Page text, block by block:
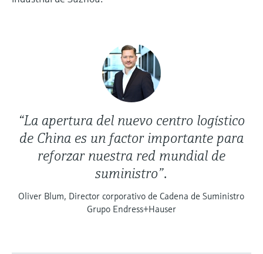
“La apertura del nuevo centro logístico
de China es un factor importante para
reforzar nuestra red mundial de
suministro”.
Oliver Blum, Director corporativo de Cadena de Suministro
Grupo Endress+Hauser